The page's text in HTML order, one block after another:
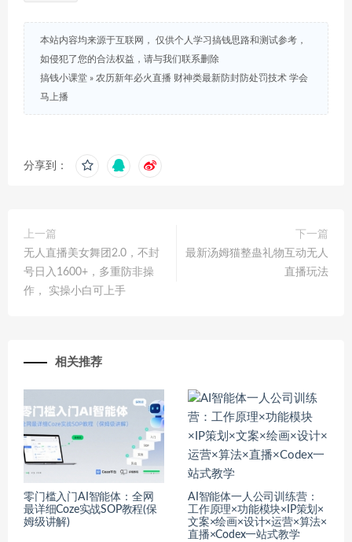
本站内容均来源于互联网， 仅供个人学习搞钱思路和测试参考，
如侵犯了您的合法权益，请与我们联系删除
搞钱小课堂 » 农历新年必火直播 财神类最新防封防处罚技术 学会
马上播
分享到：
上一篇
无人直播美女舞团2.0，不封
号日入1600+，多重防非操
作， 实操小白可上手
下一篇
最新汤姆猫整蛊礼物互动无人
直播玩法
相关推荐
零门槛入门AI智能体：全网
最详细Coze实战SOP教程(保
姆级讲解)
AI智能体一人公司训练营：
工作原理×功能模块×IP策划×
文案×绘画×设计×运营×算法×
直播×Codex一站式教学